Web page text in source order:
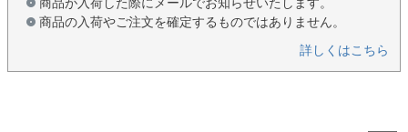
商品が入荷した際にメールでお知らせいたします。
商品の入荷やご注文を確定するものではありません。
詳しくはこちら